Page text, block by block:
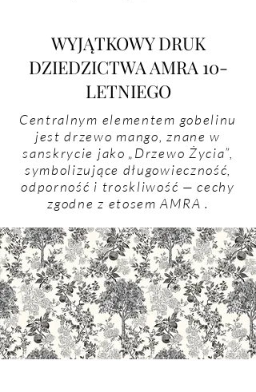
WYJĄTKOWY DRUK
DZIEDZICTWA AMRA 10-
LETNIEGO
Centralnym elementem gobelinu
jest drzewo mango, znane w
sanskrycie jako „Drzewo Życia”,
symbolizujące długowieczność,
odporność i troskliwość — cechy
zgodne z etosem AMRA .